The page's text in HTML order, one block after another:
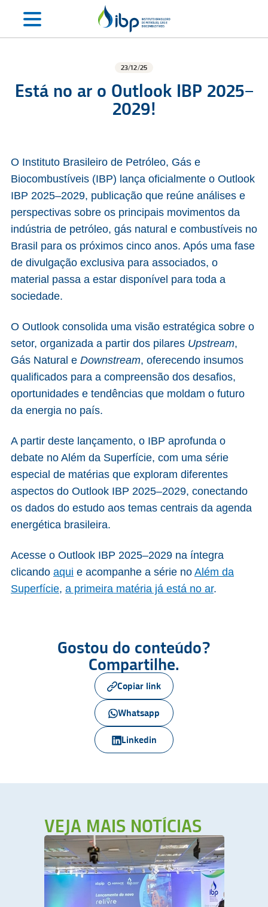
23/12/25
Está no ar o Outlook IBP 2025–
2029!
O Instituto Brasileiro de Petróleo, Gás e
Biocombustíveis (IBP) lança oficialmente o Outlook
IBP 2025–2029, publicação que reúne análises e
perspectivas sobre os principais movimentos da
indústria de petróleo, gás natural e combustíveis no
Brasil para os próximos cinco anos. Após uma fase
de divulgação exclusiva para associados, o
material passa a estar disponível para toda a
sociedade.
O Outlook consolida uma visão estratégica sobre o
setor, organizada a partir dos pilares Upstream,
Gás Natural e Downstream, oferecendo insumos
qualificados para a compreensão dos desafios,
oportunidades e tendências que moldam o futuro
da energia no país.
A partir deste lançamento, o IBP aprofunda o
debate no Além da Superfície, com uma série
especial de matérias que exploram diferentes
aspectos do Outlook IBP 2025–2029, conectando
os dados do estudo aos temas centrais da agenda
energética brasileira.
Acesse o Outlook IBP 2025–2029 na íntegra
clicando aqui e acompanhe a série no Além da
Superfície, a primeira matéria já está no ar.
Gostou do conteúdo?
Compartilhe.
Copiar link
Whatsapp
Linkedin
VEJA MAIS NOTÍCIAS